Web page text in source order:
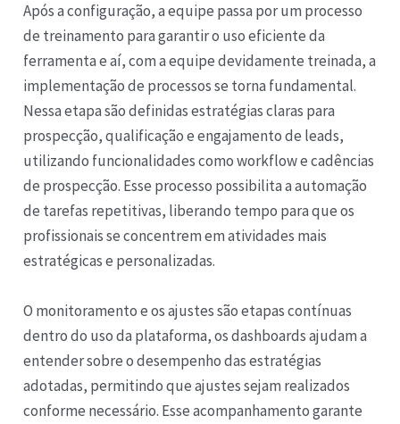
Após a configuração, a equipe passa por um processo
de treinamento para garantir o uso eficiente da
ferramenta e aí, com a equipe devidamente treinada, a
implementação de processos se torna fundamental.
Nessa etapa são definidas estratégias claras para
prospecção, qualificação e engajamento de leads,
utilizando funcionalidades como workflow e cadências
de prospecção. Esse processo possibilita a automação
de tarefas repetitivas, liberando tempo para que os
profissionais se concentrem em atividades mais
estratégicas e personalizadas.
O monitoramento e os ajustes são etapas contínuas
dentro do uso da plataforma, os dashboards ajudam a
entender sobre o desempenho das estratégias
adotadas, permitindo que ajustes sejam realizados
conforme necessário. Esse acompanhamento garante